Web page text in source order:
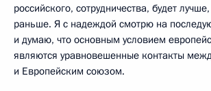
российского, сотрудничества, будет
раньше. Я с надеждой смотрю на
и думаю, что основным условием
являются уравновешенные контакты
и Европейским союзом.